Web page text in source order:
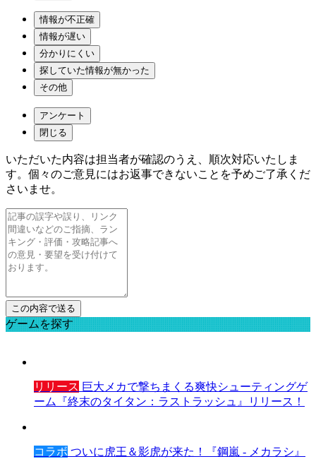
情報が不正確
情報が遅い
分かりにくい
探していた情報が無かった
その他
アンケート
閉じる
いただいた内容は担当者が確認のうえ、順次対応いたしま
す。個々のご意見にはお返事できないことを予めご了承くだ
さいませ。
ゲームを探す
リリース 巨大メカで撃ちまくる爽快シューティングゲ
ーム『終末のタイタン：ラストラッシュ』リリース！
コラボ ついに虎王＆影虎が来た！『鋼嵐 - メカラシ』